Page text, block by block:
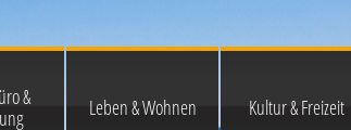
&
Leben & Wohnen Kultur & Freizeit